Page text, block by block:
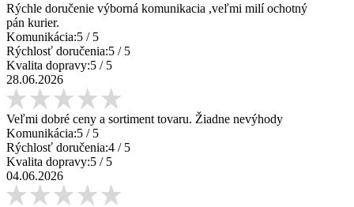
Rýchle doručenie výborná komunikacia ,veľmi milí ochotný
pán kurier.
Komunikácia:5 / 5
Rýchlosť doručenia:5 / 5
Kvalita dopravy:5 / 5
28.06.2026
Veľmi dobré ceny a sortiment tovaru. Žiadne nevýhody
Komunikácia:5 / 5
Rýchlosť doručenia:4 / 5
Kvalita dopravy:5 / 5
04.06.2026